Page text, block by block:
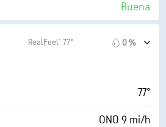
Buena
35 %
53° F
RealFeel® 77° 0 %
77°
ONO 9 mi/h